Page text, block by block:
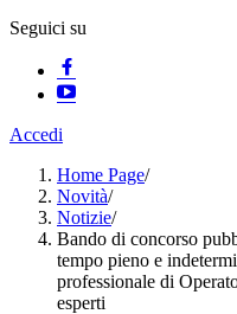
Seguici su
Accedi
Home Page/
Novità/
Notizie/
Bando di concorso
tempo pieno e
professionale di
esperti